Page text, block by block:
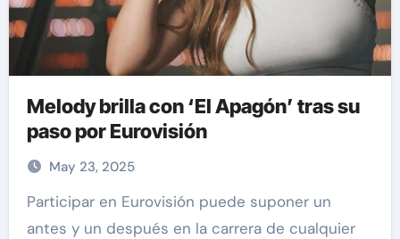
Melody brilla con ‘El Apagón’ tras su
paso por Eurovisión
May 23, 2025
Participar en Eurovisión puede suponer un
antes y un después en la carrera de cualquier